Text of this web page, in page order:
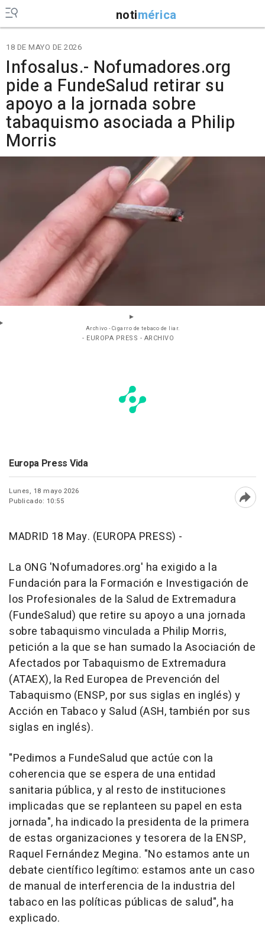
notimérica
18 DE MAYO DE 2026
Infosalus.- Nofumadores.org
pide a FundeSalud retirar su
apoyo a la jornada sobre
tabaquismo asociada a Philip
Morris
Archivo - Cigarro de tebaco de liar.
- EUROPA PRESS - ARCHIVO
Europa Press Vida
Lunes, 18 mayo 2026
Publicado: 10:55
MADRID 18 May. (EUROPA PRESS) -
La ONG 'Nofumadores.org' ha exigido a la
Fundación para la Formación e Investigación de
los Profesionales de la Salud de Extremadura
(FundeSalud) que retire su apoyo a una jornada
sobre tabaquismo vinculada a Philip Morris,
petición a la que se han sumado la Asociación de
Afectados por Tabaquismo de Extremadura
(ATAEX), la Red Europea de Prevención del
Tabaquismo (ENSP, por sus siglas en inglés) y
Acción en Tabaco y Salud (ASH, también por sus
siglas en inglés).
"Pedimos a FundeSalud que actúe con la
coherencia que se espera de una entidad
sanitaria pública, y al resto de instituciones
implicadas que se replanteen su papel en esta
jornada", ha indicado la presidenta de la primera
de estas organizaciones y tesorera de la ENSP,
Raquel Fernández Megina. "No estamos ante un
debate científico legítimo: estamos ante un caso
de manual de interferencia de la industria del
tabaco en las políticas públicas de salud", ha
explicado.